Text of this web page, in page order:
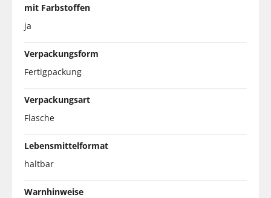
mit Farbstoffen
ja
Verpackungsform
Fertigpackung
Verpackungsart
Flasche
Lebensmittelformat
haltbar
Warnhinweise